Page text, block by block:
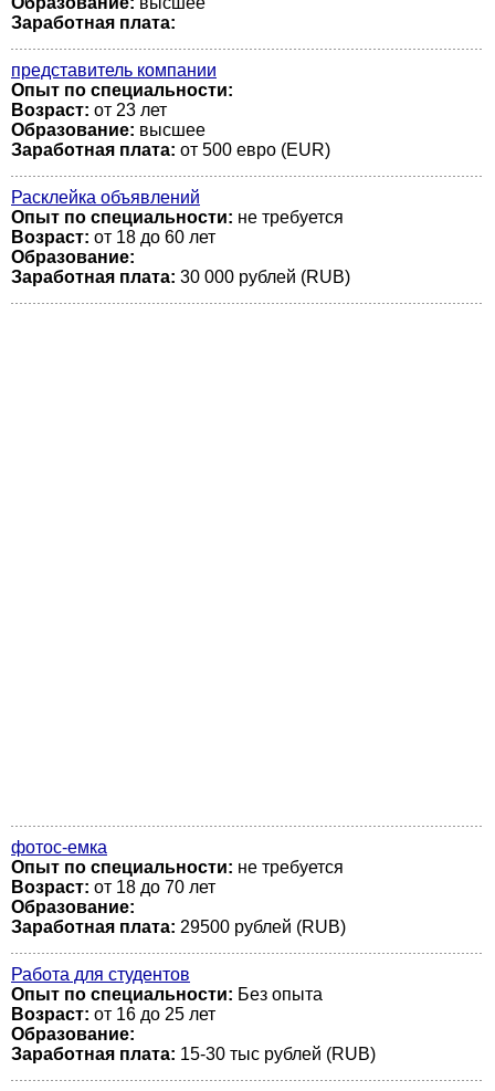
Заработная плата:
представитель компании
Опыт по специальности:
Возраст: от 23 лет
Образование: высшее
Заработная плата: от 500 евро (EUR)
Расклейка объявлений
Опыт по специальности: не требуется
Возраст: от 18 до 60 лет
Образование:
Заработная плата: 30 000 рублей (RUB)
фотос-емка
Опыт по специальности: не требуется
Возраст: от 18 до 70 лет
Образование:
Заработная плата: 29500 рублей (RUB)
Работа для студентов
Опыт по специальности: Без опыта
Возраст: от 16 до 25 лет
Образование:
Заработная плата: 15-30 тыс рублей (RUB)